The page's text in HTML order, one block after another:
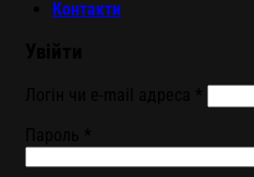
Контакти